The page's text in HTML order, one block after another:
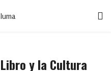
y la Cultura